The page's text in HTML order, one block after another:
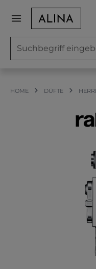
Zum Hauptinhalt
HOME DÜFTE
Bildergalerie